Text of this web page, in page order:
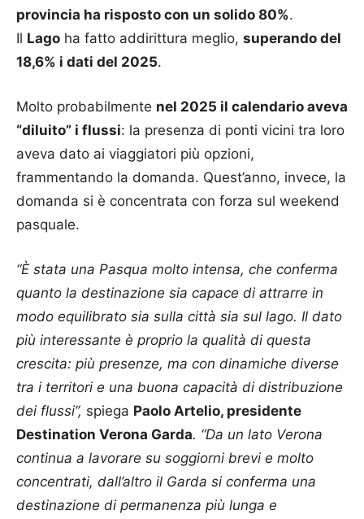
provincia ha risposto con un solido 80%.
Il Lago ha fatto addirittura meglio, superando del
18,6% i dati del 2025.
Molto probabilmente nel 2025 il calendario aveva
“diluito” i flussi: la presenza di ponti vicini tra loro
aveva dato ai viaggiatori più opzioni,
frammentando la domanda. Quest’anno, invece, la
domanda si è concentrata con forza sul weekend
pasquale.
“È stata una Pasqua molto intensa, che conferma
quanto la destinazione sia capace di attrarre in
modo equilibrato sia sulla città sia sul lago. Il dato
più interessante è proprio la qualità di questa
crescita: più presenze, ma con dinamiche diverse
tra i territori e una buona capacità di distribuzione
dei flussi”, spiega Paolo Artelio, presidente
Destination Verona Garda. “Da un lato Verona
continua a lavorare su soggiorni brevi e molto
concentrati, dall’altro il Garda si conferma una
destinazione di permanenza più lunga e